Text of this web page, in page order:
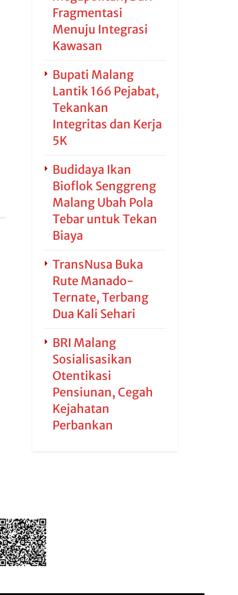
Fragmentasi
Menuju Integrasi
Kawasan
Bupati Malang
Lantik 166 Pejabat,
Tekankan
Integritas dan Kerja
5K
Budidaya Ikan
Bioflok Senggreng
Malang Ubah Pola
Tebar untuk Tekan
Biaya
TransNusa Buka
Rute Manado-
Ternate, Terbang
Dua Kali Sehari
BRI Malang
Sosialisasikan
Otentikasi
Pensiunan, Cegah
Kejahatan
Perbankan